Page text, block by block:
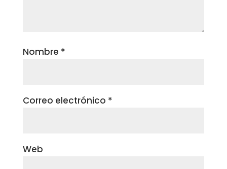
Nombre *
Correo electrónico *
Web